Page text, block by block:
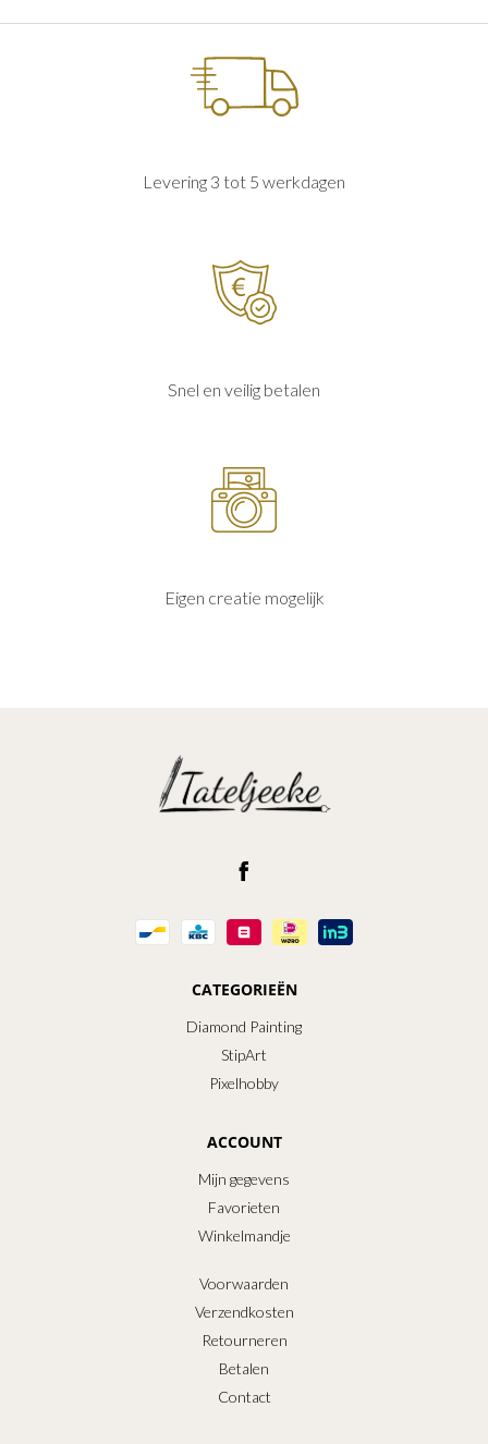
Levering 3 tot 5 werkdagen
Snel en veilig betalen
Eigen creatie mogelijk
CATEGORIEËN
Diamond Painting
StipArt
Pixelhobby
ACCOUNT
Mijn gegevens
Favorieten
Winkelmandje
Voorwaarden
Verzendkosten
Retourneren
Betalen
Contact